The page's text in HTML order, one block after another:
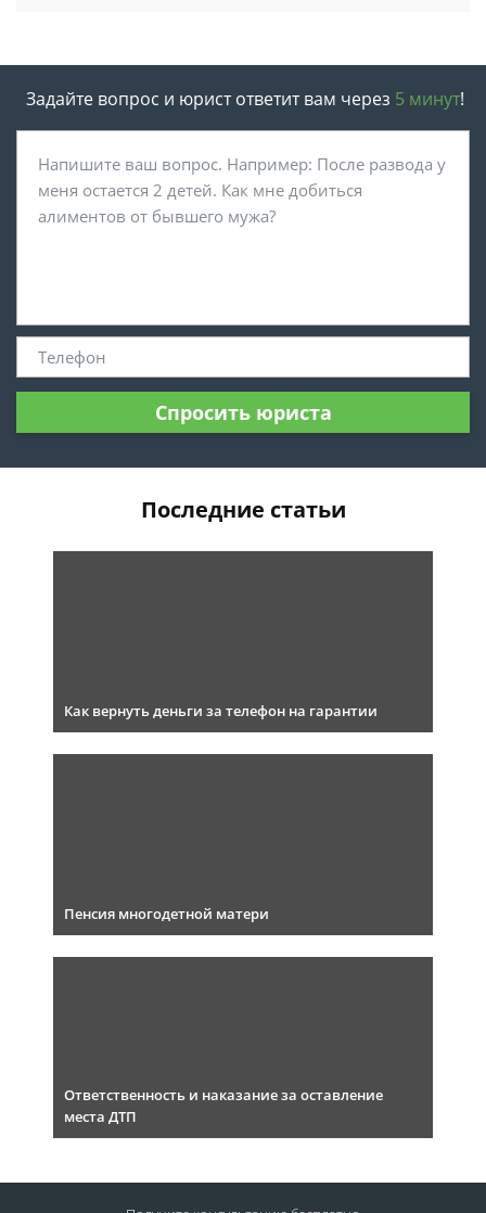
Задайте вопрос и юрист ответит вам через 5 минут!
Спросить юриста
Последние статьи
Как вернуть деньги за телефон на гарантии
Пенсия многодетной матери
Ответственность и наказание за оставление
места ДТП